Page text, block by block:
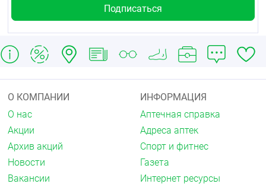
О КОМПАНИИ
О нас
Акции
Архив акций
Новости
Вакансии
ИНФОРМАЦИЯ
Аптечная справка
Адреса аптек
Спорт и фитнес
Газета
Интернет ресурсы